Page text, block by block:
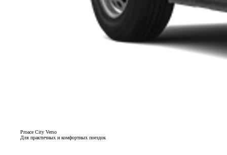
Proace City Verso
Для практичных и комфортных поездок